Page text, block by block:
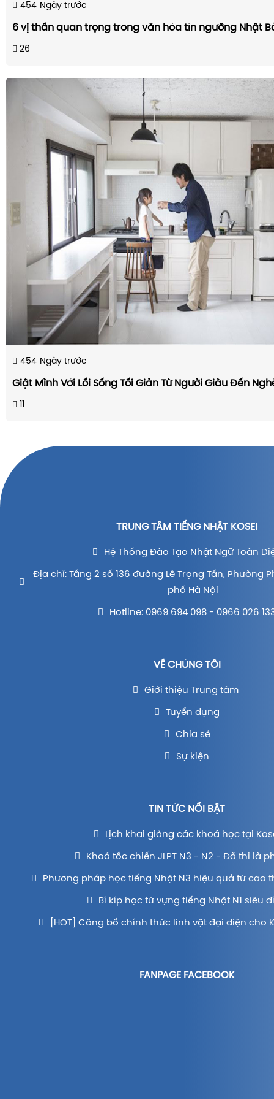
454 Ngày trước
6 vị thần quan trọng trong văn hóa tín ngưỡng Nhật
26
454 Ngày trước
Giật Mình Với Lối Sống Tối Giản Từ Người Giàu Đến
11
TRUNG TÂM TIẾNG NHẬT KOSEI
Hệ Thống Đào Tạo Nhật Ngữ Toàn
Địa chỉ: Tầng 2 số 136 đường Lê Trọng Tấn, Phường
phố Hà Nội
Hotline: 0969 694 098 - 0966 026
VỀ CHÚNG TÔI
Giới thiệu Trung tâm
Tuyển dụng
Chia sẻ
Sự kiện
TIN TỨC NỔI BẬT
Lịch khai giảng các khoá học tại
Khoá tốc chiến JLPT N3 - N2 - Đã thi là
Phương pháp học tiếng Nhật N3 hiệu quả từ cao
Bí kíp học từ vựng tiếng Nhật N1 siêu
[HOT] Công bố chính thức linh vật đại diện cho
FANPAGE FACEBOOK